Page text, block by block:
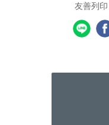
友善列印